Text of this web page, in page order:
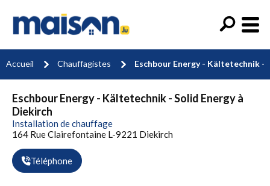
Accueil Chauffagistes Eschbour Energy - Kältetechnik -
Eschbour Energy - Kältetechnik - Solid Energy à
Diekirch
Installation de chauffage
164 Rue Clairefontaine L-9221 Diekirch
Téléphone